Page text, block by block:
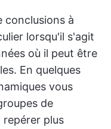
conclusions à
lorsqu'il s'agit
où il peut être
En quelques
vous
de
repérer plus